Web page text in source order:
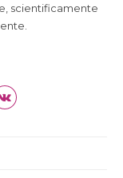
scientificamente